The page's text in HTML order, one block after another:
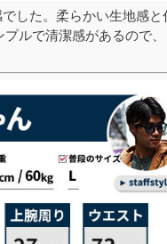
した。柔らかい生地感と
ルで清潔感があるので